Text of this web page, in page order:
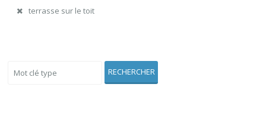
terrasse sur le toit
RECHERCHER
Voir Aussi